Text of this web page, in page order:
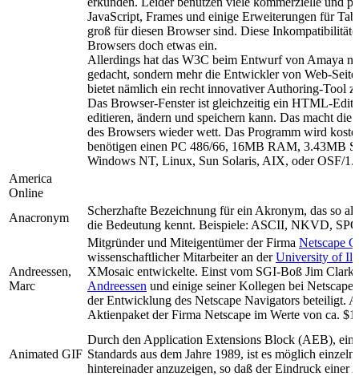
JavaScript, Frames und einige Erweiterungen für
groß für diesen Browser sind. Diese
Browsers doch etwas ein.
Allerdings hat das W3C beim Entwurf von Amaya
gedacht, sondern mehr die Entwickler von Web-
bietet nämlich ein recht innovativer Authoring-Tool
Das Browser-Fenster ist gleichzeitig ein HTML-
editieren, ändern und speichern kann. Das macht die
des Browsers wieder wett. Das Programm wird
benötigen einen PC 486/66, 16MB RAM, 3.43MB
Windows NT, Linux, Sun Solaris, AIX, oder OSF/1.
America
Online
Anacronym
Scherzhafte Bezeichnung für ein Akronym, das so
die Bedeutung kennt. Beispiele: ASCII, NKVD,
Andreessen,
Marc
Mitgründer und Miteigentümer der Firma Netscape
wissenschaftlicher Mitarbeiter an derUniversity of
XMosaic entwickelte. Einst vom SGI-Boß Jim Clark
Andreessen und einige seiner Kollegen bei Netscape
der Entwicklung des Netscape Navigators beteiligt.
Aktienpaket der Firma Netscape im Werte von ca.
Animated GIF
Durch den Application Extensions Block (AEB),
Standards aus dem Jahre 1989, ist es möglich
hintereinader anzuzeigen, so daß der Eindruck einer